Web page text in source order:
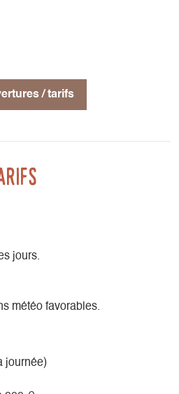
/ tarifs
jours.
météo favorables.
journée)